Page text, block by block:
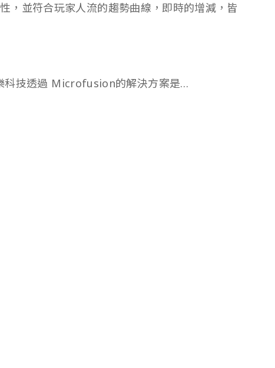
，並符合玩家人流的趨勢曲線，即時的增減，皆
科技透過 Microfusion的解決方案是…